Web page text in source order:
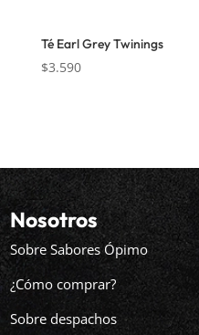
Té Earl Grey Twinings
$3.590
Nosotros
Sobre Sabores Ópimo
¿Cómo comprar?
Sobre despachos